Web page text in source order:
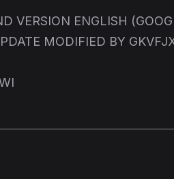
VERSION ENGLISH
MODIFIED BY